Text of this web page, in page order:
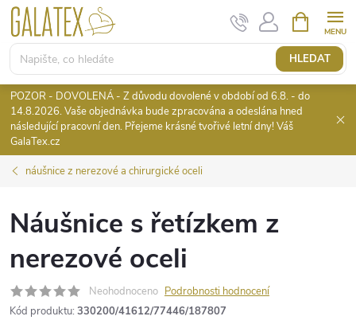
Přejít
obsah
HLEDAT
NÁKUPNÍ
KOŠÍK
POZOR - DOVOLENÁ - Z důvodu dovolené v období od 6.8. - do
14.8.2026. Vaše objednávka bude zpracována a odeslána hned
následující pracovní den. Přejeme krásné tvořivé letní dny! Váš
GalaTex.cz
náušnice z nerezové a chirurgické oceli
Náušnice s řetízkem z
nerezové oceli
Neohodnoceno Podrobnosti hodnocení
Kód produktu: 330200/41612/77446/187807